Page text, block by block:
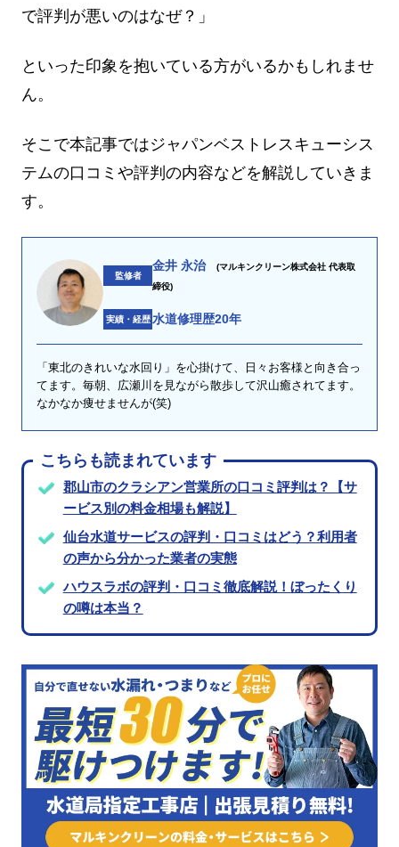
で評判が悪いのはなぜ？」
といった印象を抱いている方がいるかもしれませ
ん。
そこで本記事ではジャパンベストレスキューシス
テムの口コミや評判の内容などを解説していきま
す。
監修者
金井 永治
(マルキンクリーン株式会社 代表取
締役)
実績・経歴 水道修理歴20年
「東北のきれいな水回り」を心掛けて、日々お客様と向き合っ
てます。毎朝、広瀬川を見ながら散歩して沢山癒されてます。
なかなか痩せませんが(笑)
こちらも読まれています
郡山市のクラシアン営業所の口コミ評判は？【サ
ービス別の料金相場も解説】
仙台水道サービスの評判・口コミはどう？利用者
の声から分かった業者の実態
ハウスラボの評判・口コミ徹底解説！ぼったくり
の噂は本当？